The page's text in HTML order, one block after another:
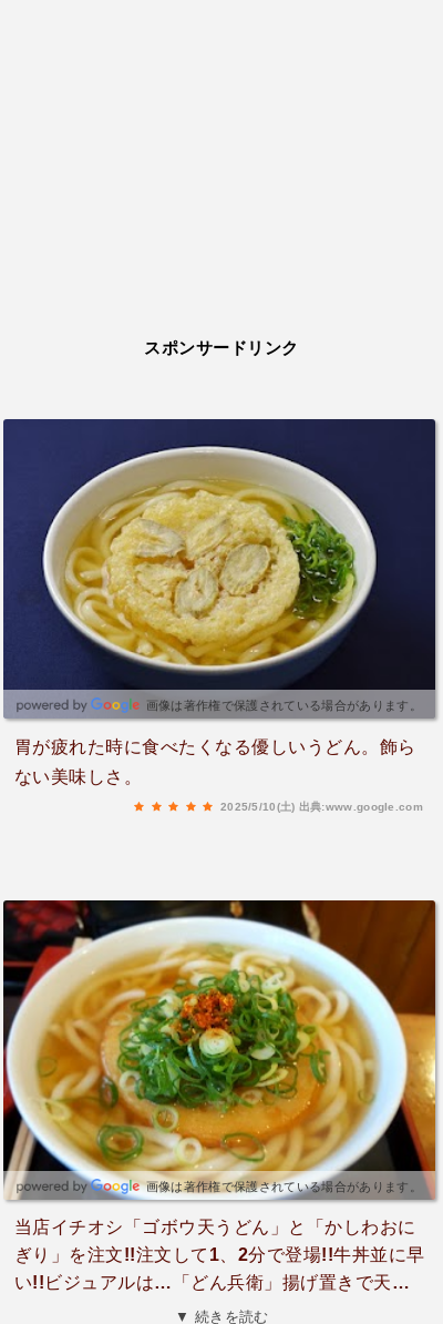
スポンサードリンク
画像は著作権で保護されている場合があります。
胃が疲れた時に食べたくなる優しいうどん。飾ら
ない美味しさ。
2025/5/10(土) 出典:www.google.com
画像は著作権で保護されている場合があります。
当店イチオシ「ゴボウ天うどん」と「かしわおに
ぎり」を注文!!注文して1、2分で登場!!牛丼並に早
い!!ビジュアルは…「どん兵衛」揚げ置きで天か
すはふにゃ②…5枚乗ってるごぼうは乾燥しかぴ
▼ 続きを読む